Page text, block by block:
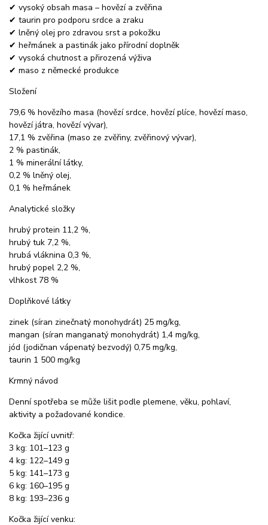
✔ vysoký obsah masa – hovězí a zvěřina
✔ taurin pro podporu srdce a zraku
✔ lněný olej pro zdravou srst a pokožku
✔ heřmánek a pastinák jako přírodní doplněk
✔ vysoká chutnost a přirozená výživa
✔ maso z německé produkce
Složení
79,6 % hovězího masa (hovězí srdce, hovězí plíce, hovězí maso,
hovězí játra, hovězí vývar),
17,1 % zvěřina (maso ze zvěřiny, zvěřinový vývar),
2 % pastinák,
1 % minerální látky,
0,2 % lněný olej,
0,1 % heřmánek
Analytické složky
hrubý protein 11,2 %,
hrubý tuk 7,2 %,
hrubá vláknina 0,3 %,
hrubý popel 2,2 %,
vlhkost 78 %
Doplňkové látky
zinek (síran zinečnatý monohydrát) 25 mg/kg,
mangan (síran manganatý monohydrát) 1,4 mg/kg,
jód (jodičnan vápenatý bezvodý) 0,75 mg/kg,
taurin 1 500 mg/kg
Krmný návod
Denní spotřeba se může lišit podle plemene, věku, pohlaví,
aktivity a požadované kondice.
Kočka žijící uvnitř:
3 kg: 101–123 g
4 kg: 122–149 g
5 kg: 141–173 g
6 kg: 160–195 g
8 kg: 193–236 g
Kočka žijící venku: